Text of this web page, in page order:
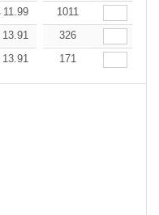
11.99 11.79
1011
13.91 13.67
326
13.91 13.67
171